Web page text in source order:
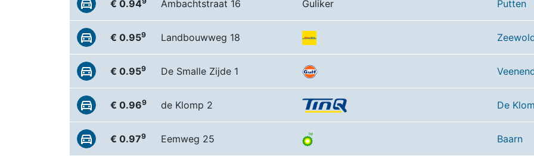
€ 0.94 Ambachtstraat 16 Guliker Putten
€ 0.959 Landbouwweg 18
€ 0.959 De Smalle Zijde 1
€ 0.969 de Klomp 2 De
€ 0.979 Eemweg 25 Baarn